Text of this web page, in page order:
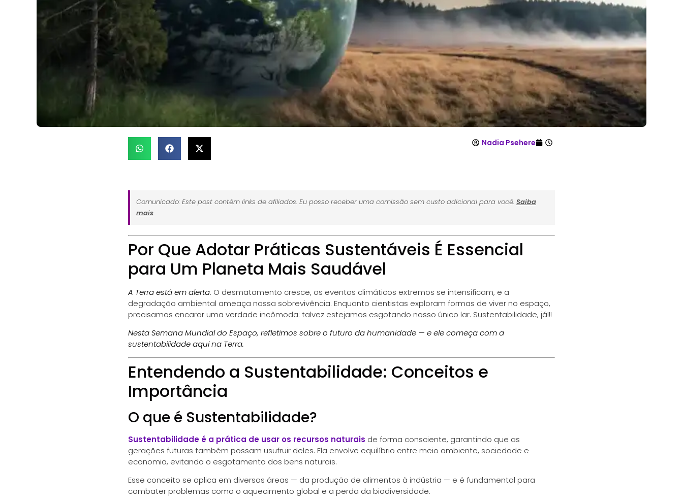
Nadia Psehere
Comunicado: Este post contém links de afiliados. Eu posso receber uma comissão sem custo adicional para você. Saiba
mais.
Por Que Adotar Práticas Sustentáveis É Essencial
para Um Planeta Mais Saudável
A Terra está em alerta. O desmatamento cresce, os eventos climáticos extremos se intensificam, e a
degradação ambiental ameaça nossa sobrevivência. Enquanto cientistas exploram formas de viver no espaço,
precisamos encarar uma verdade incômoda: talvez estejamos esgotando nosso único lar. Sustentabilidade, já!!!
Nesta Semana Mundial do Espaço, refletimos sobre o futuro da humanidade — e ele começa com a
sustentabilidade aqui na Terra.
Entendendo a Sustentabilidade: Conceitos e
Importância
O que é Sustentabilidade?
Sustentabilidade é a prática de usar os recursos naturais de forma consciente, garantindo que as
gerações futuras também possam usufruir deles. Ela envolve equilíbrio entre meio ambiente, sociedade e
economia, evitando o esgotamento dos bens naturais.
Esse conceito se aplica em diversas áreas — da produção de alimentos à indústria — e é fundamental para
combater problemas como o aquecimento global e a perda da biodiversidade.